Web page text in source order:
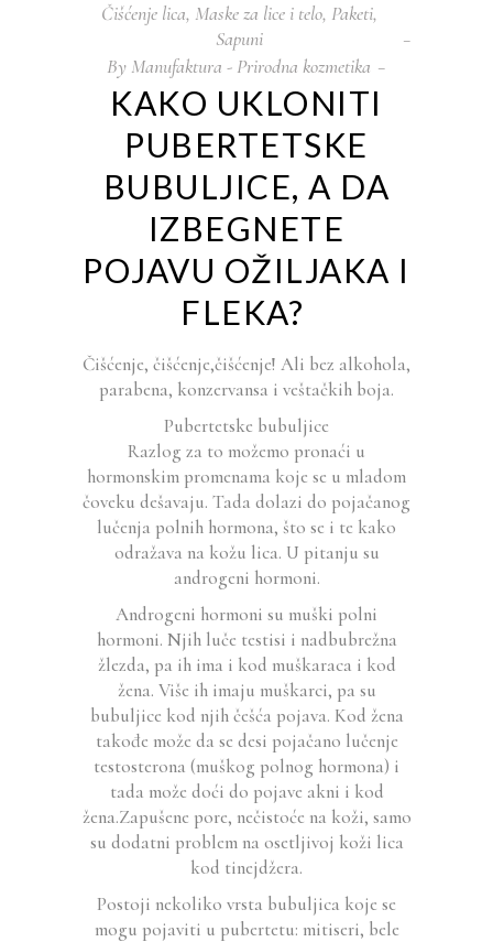
Čišćenje lica, Maske za lice i telo, Paketi,
Sapuni
By Manufaktura - Prirodna kozmetika
KAKO UKLONITI
PUBERTETSKE
BUBULJICE, A DA
IZBEGNETE
POJAVU OŽILJAKA I
FLEKA?
Čišćenje, čišćenje,čišćenje! Ali bez alkohola,
parabena, konzervansa i veštačkih boja.
Pubertetske bubuljice
Razlog za to možemo pronaći u
hormonskim promenama koje se u mladom
čoveku dešavaju. Tada dolazi do pojačanog
lučenja polnih hormona, što se i te kako
odražava na kožu lica. U pitanju su
androgeni hormoni.
Androgeni hormoni su muški polni
hormoni. Njih luče testisi i nadbubrežna
žlezda, pa ih ima i kod muškaraca i kod
žena. Više ih imaju muškarci, pa su
bubuljice kod njih češća pojava. Kod žena
takođe može da se desi pojačano lučenje
testosterona (muškog polnog hormona) i
tada može doći do pojave akni i kod
žena.Zapušene pore, nečistoće na koži, samo
su dodatni problem na osetljivoj koži lica
kod tinejdžera.
Postoji nekoliko vrsta bubuljica koje se
mogu pojaviti u pubertetu: mitiseri, bele